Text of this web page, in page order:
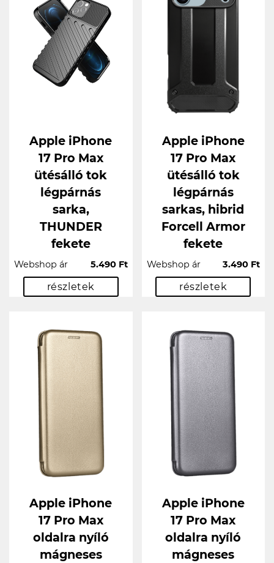
Apple iPhone
17 Pro Max
ütésálló tok
légpárnás
sarka,
THUNDER
fekete
Webshop ár 5.490 Ft
részletek
Apple iPhone
17 Pro Max
ütésálló tok
légpárnás
sarkas, hibrid
Forcell Armor
fekete
Webshop ár 3.490 Ft
részletek
Apple iPhone
17 Pro Max
oldalra nyíló
mágneses
Apple iPhone
17 Pro Max
oldalra nyíló
mágneses